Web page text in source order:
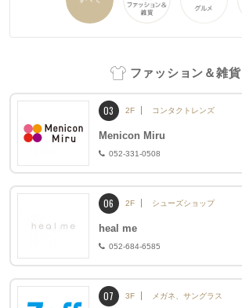
ファッション＆雑貨
03 2F コンタクトレンズ
Menicon Miru
052-331-0508
06 2F シューズショップ
heal me
052-684-6585
07 3F メガネ、サングラス